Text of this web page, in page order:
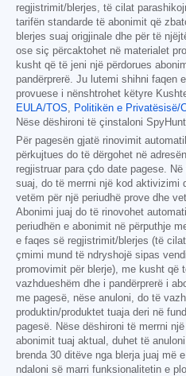
regjistrimit/blerjes, të cilat
tarifën standarde të abonimit që
blerjes suaj origjinale dhe për të
ose siç përcaktohet në materialet
kusht që të jeni një përdorues
pandërprerë. Ju lutemi shihni faqen
provuese i nënshtrohet këtyre
EULA/TOS, Politikën e Privatësisë/
Nëse dëshironi të çinstaloni
Për pagesën gjatë rinovimit
përkujtues do të dërgohet në
regjistruar para çdo date pagese.
suaj, do të merrni një kod aktivizimi
vetëm për një periudhë prove dhe
Abonimi juaj do të rinovohet
periudhën e abonimit në përputhje
e faqes së regjistrimit/blerjes (të
çmimi mund të ndryshojë sipas
promovimit për blerje), me kusht që
vazhdueshëm dhe i pandërprerë i
me pagesë, nëse anuloni, do të
produktin/produktet tuaja deri në
pagesë. Nëse dëshironi të merrni
abonimit tuaj aktual, duhet të
brenda 30 ditëve nga blerja juaj më
ndaloni së marri funksionalitetin e